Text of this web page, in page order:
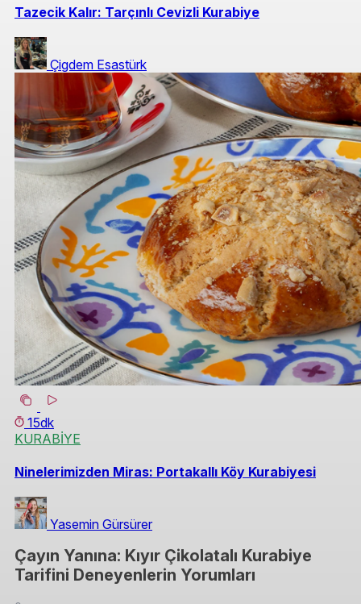
Tazecik Kalır: Tarçınlı Cevizli Kurabiye
Çigdem Esastürk
15dk
KURABİYE
Ninelerimizden Miras: Portakallı Köy Kurabiyesi
Yasemin Gürsürer
Çayın Yanına: Kıyır Çikolatalı Kurabiye
Tarifini Deneyenlerin Yorumları